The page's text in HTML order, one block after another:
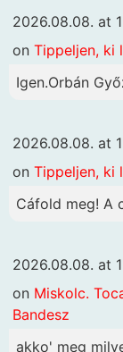
2026.08.08. at
on Tippeljen, ki
Igen.Orbán
2026.08.08. at
on Tippeljen, ki
Cáfold meg! A
2026.08.08. at
on Miskolc.
Bandesz
akko' meg